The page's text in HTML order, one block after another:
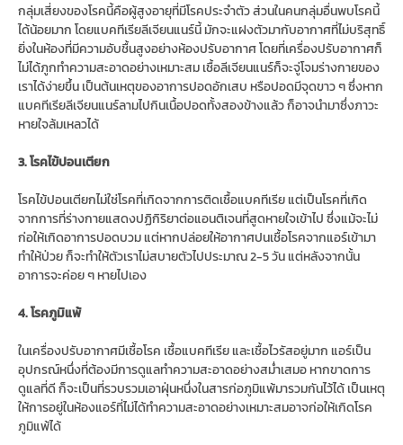
กลุ่มเสี่ยงของโรคนี้คือผู้สูงอายุที่มีโรคประจำตัว ส่วนในคนกลุ่มอื่นพบโรคนี้
ได้น้อยมาก โดยแบคทีเรียลีเจียนแนร์นี้ มักจะแฝงตัวมากับอากาศที่ไม่บริสุทธิ์
ยิ่งในห้องที่มีความอับชื้นสูงอย่างห้องปรับอากาศ โดยที่เครื่องปรับอากาศก็
ไม่ได้ภูกทำความสะอาดอย่างเหมาะสม เชื้อลีเจียนแนร์ก็จะจู่โจมร่างกายของ
เราได้ง่ายขึ้น เป็นต้นเหตุของอาการปอดอักเสบ หรือปอดมีจุดขาว ๆ ซึ่งหาก
แบคทีเรียลีเจียนแนร์ลามไปกินเนื้อปอดทั้งสองข้างแล้ว ก็อาจนำมาซึ่งภาวะ
หายใจล้มเหลวได้
3. โรคไข้ปอนเตียก
โรคไข้ปอนเตียกไม่ใช่โรคที่เกิดจากการติดเชื้อแบคทีเรีย แต่เป็นโรคที่เกิด
จากการที่ร่างกายแสดงปฏิกิริยาต่อแอนติเจนที่สูดหายใจเข้าไป ซึ่งแม้จะไม่
ก่อให้เกิดอาการปอดบวม แต่หากปล่อยให้อากาศปนเชื้อโรคจากแอร์เข้ามา
ทำให้ป่วย ก็จะทำให้ตัวเราไม่สบายตัวไปประมาณ 2-5 วัน แต่หลังจากนั้น
อาการจะค่อย ๆ หายไปเอง
4. โรคภูมิแพ้
ในเครื่องปรับอากาศมีเชื้อโรค เชื้อแบคทีเรีย และเชื้อไวรัสอยู่มาก แอร์เป็น
อุปกรณ์หนึ่งที่ต้องมีการดูแลทำความสะอาดอย่างสม่ำเสมอ หากขาดการ
ดูแลที่ดี ก็จะเป็นที่รวบรวมเอาฝุ่นหนึ่งในสารก่อภูมิแพ้มารวมกันไว้ได้ เป็นเหตุ
ให้การอยู่ในห้องแอร์ที่ไม่ได้ทำความสะอาดอย่างเหมาะสมอาจก่อให้เกิดโรค
ภูมิแพ้ได้